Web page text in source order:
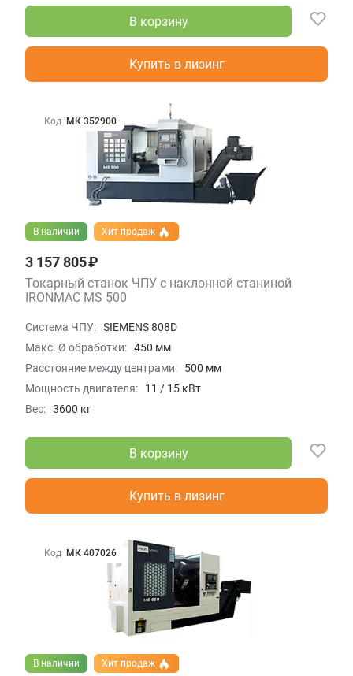
В корзину
Купить в лизинг
В наличии Хит продаж
3 157 805 ₽
Токарный станок ЧПУ с наклонной станиной
IRONMAC MS 500
Система ЧПУ: SIEMENS 808D
Макс. Ø обработки: 450 мм
Расстояние между центрами:
500 мм
Мощность двигателя:
11 / 15 кВт
Вес: 3600 кг
В корзину
Купить в лизинг
Код МК 352900
В наличии Хит продаж
Код МК 407026